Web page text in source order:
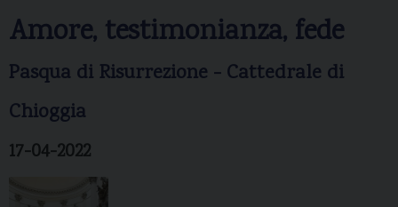
Amore, testimonianza, fede
Pasqua di Risurrezione - Cattedrale di
Chioggia
17-04-2022